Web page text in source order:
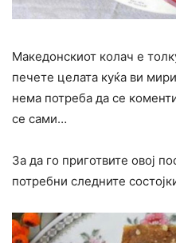
Македонскиот колач е
печете целата куќа ви
нема потреба да се
се сами…
За да го приготвите овој
потребни следните